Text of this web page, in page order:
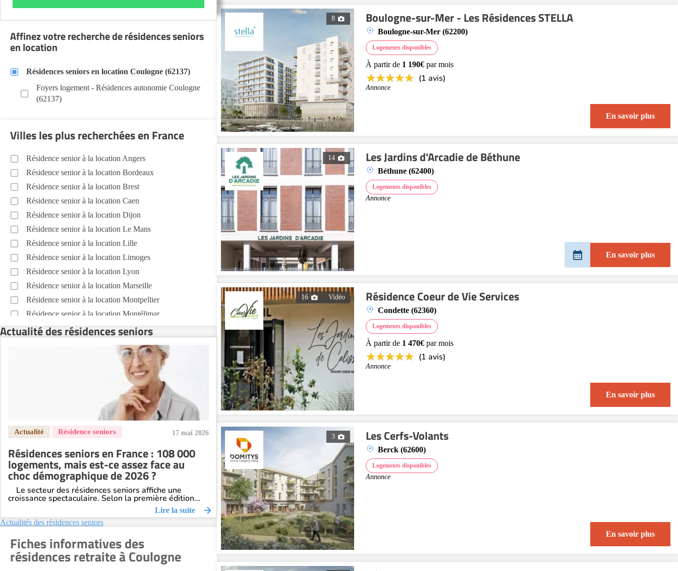
8 Boulogne-sur-Mer - Les Résidences STELLA
Boulogne-sur-Mer (62200)
Logements disponibles
À partir de 1 190€ par mois
(1 avis)
Annonce
En savoir plus
14 Les Jardins d'Arcadie de Béthune
Béthune (62400)
Logements disponibles
Annonce
En savoir plus
16 Vidéo Résidence Coeur de Vie Services
Condette (62360)
Logements disponibles
À partir de 1 470€ par mois
(1 avis)
Annonce
En savoir plus
3 Les Cerfs-Volants
Berck (62600)
Logements disponibles
Annonce
En savoir plus
Affinez votre recherche de résidences seniors
en location
Résidences seniors en location Coulogne (62137)
Foyers logement - Résidences autonomie Coulogne
(62137)
Villes les plus recherchées en France
Résidence senior à la location Angers
Résidence senior à la location Bordeaux
Résidence senior à la location Brest
Résidence senior à la location Caen
Résidence senior à la location Dijon
Résidence senior à la location Le Mans
Résidence senior à la location Lille
Résidence senior à la location Limoges
Résidence senior à la location Lyon
Résidence senior à la location Marseille
Résidence senior à la location Montpellier
Résidence senior à la location Montélimar
Résidence senior à la location Nantes
Résidence senior à la location Orléans
Résidence senior à la location Perpignan
Résidence senior à la location Reims
Résidence senior à la location Rennes
Résidence senior à la location Strasbourg
Résidence senior à la location Toulouse
Recherche par ville
Actualité des résidences seniors
17 mai 2026
Résidences seniors en France : 108 000
logements, mais est-ce assez face au
choc démographique de 2026 ?
Le secteur des résidences seniors affiche une
croissance spectaculaire. Selon la première édition...
Lire la suite
Actualités des résidences seniors
Fiches informatives des
résidences retraite à Coulogne